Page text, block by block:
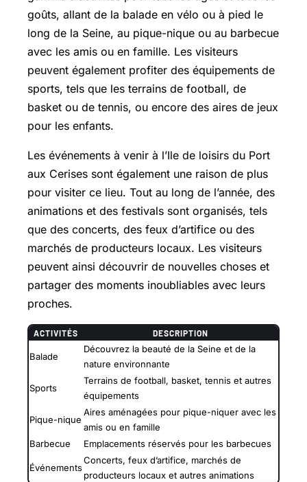
goûts, allant de la balade en vélo ou à pied le
long de la Seine, au pique-nique ou au barbecue
avec les amis ou en famille. Les visiteurs
peuvent également profiter des équipements de
sports, tels que les terrains de football, de
basket ou de tennis, ou encore des aires de jeux
pour les enfants.
Les événements à venir à l’Ile de loisirs du Port
aux Cerises sont également une raison de plus
pour visiter ce lieu. Tout au long de l’année, des
animations et des festivals sont organisés, tels
que des concerts, des feux d’artifice ou des
marchés de producteurs locaux. Les visiteurs
peuvent ainsi découvrir de nouvelles choses et
partager des moments inoubliables avec leurs
proches.
ACTIVITÉS DESCRIPTION
Balade
Découvrez la beauté de la Seine et de la
nature environnante
Sports
Terrains de football, basket, tennis et autres
équipements
Pique-nique
Aires aménagées pour pique-niquer avec les
amis ou en famille
Barbecue
Emplacements réservés pour les barbecues
Événements
Concerts, feux d’artifice, marchés de
producteurs locaux et autres animations